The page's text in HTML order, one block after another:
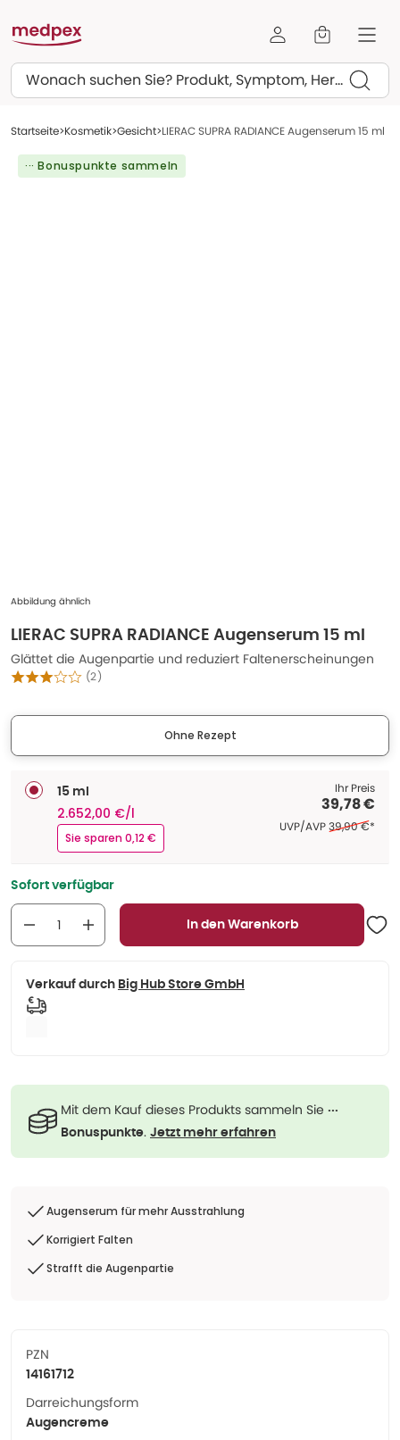
Suchen
Startseite Kosmetik Gesicht LIERAC SUPRA RADIANCE Augenserum 15 ml
··· Bonuspunkte sammeln
Abbildung ähnlich
LIERAC SUPRA RADIANCE Augenserum 15 ml
Glättet die Augenpartie und reduziert Faltenerscheinungen
(2)
Ohne Rezept
15 ml
2.652,00 €/l
Sie sparen 0,12 €
Ihr Preis
39,78 €
UVP/AVPEhemaliger
39,90 €*
Sofort verfügbar
In den Warenkorb
Verkauf durch Big Hub Store GmbH
Mit dem Kauf dieses Produkts sammeln Sie ···
Bonuspunkte. Jetzt mehr erfahren
Augenserum für mehr Ausstrahlung
Korrigiert Falten
Strafft die Augenpartie
PZN
14161712
Darreichungsform
Augencreme